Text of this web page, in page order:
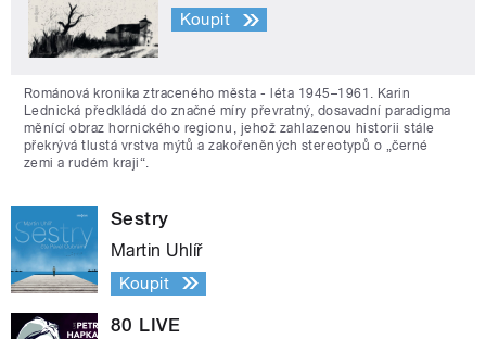
Koupit
Románová kronika ztraceného města - léta 1945–1961. Karin
Lednická předkládá do značné míry převratný, dosavadní paradigma
měnící obraz hornického regionu, jehož zahlazenou historii stále
překrývá tlustá vrstva mýtů a zakořeněných stereotypů o „černé
zemi a rudém kraji“.
Sestry
Martin Uhlíř
Koupit
80 LIVE